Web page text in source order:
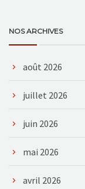
NOS ARCHIVES
août 2026
juillet 2026
juin 2026
mai 2026
avril 2026